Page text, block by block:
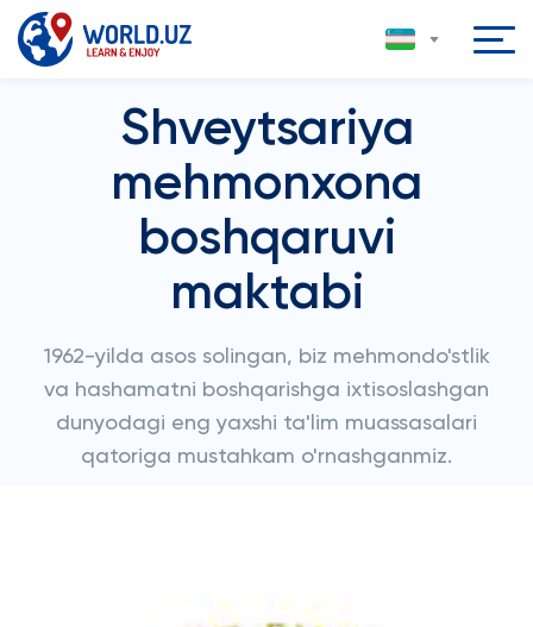
Shveytsariya
mehmonxona
boshqaruvi
maktabi
1962-yilda asos solingan, biz mehmondo'stlik
va hashamatni boshqarishga ixtisoslashgan
dunyodagi eng yaxshi ta'lim muassasalari
qatoriga mustahkam o'rnashganmiz.